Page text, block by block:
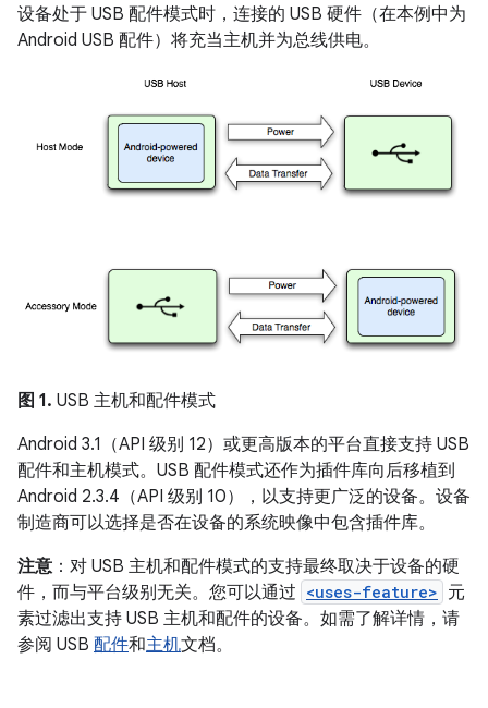
设备处于 USB 配件模式时，连接的 USB 硬件（在本例中为
Android USB 配件）将充当主机并为总线供电。
图 1. USB 主机和配件模式
Android 3.1（API 级别 12）或更高版本的平台直接支持 USB
配件和主机模式。USB 配件模式还作为插件库向后移植到
Android 2.3.4（API 级别 10），以支持更广泛的设备。设备
制造商可以选择是否在设备的系统映像中包含插件库。
注意：对 USB 主机和配件模式的支持最终取决于设备的硬
件，而与平台级别无关。您可以通过 <uses-feature> 元
素过滤出支持 USB 主机和配件的设备。如需了解详情，请
参阅 USB 配件和主机文档。